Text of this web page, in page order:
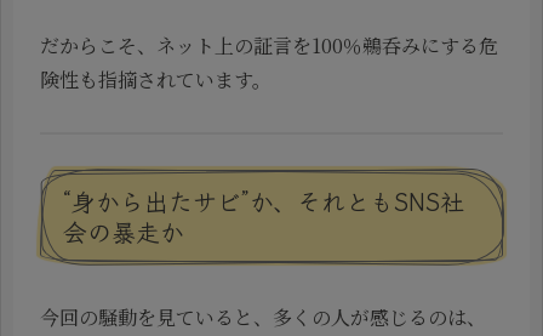
だからこそ、ネット上の証言を100％鵜呑みにする危
険性も指摘されています。
“身から出たサビ”か、それともSNS社
会の暴走か
今回の騒動を見ていると、多くの人が感じるのは、